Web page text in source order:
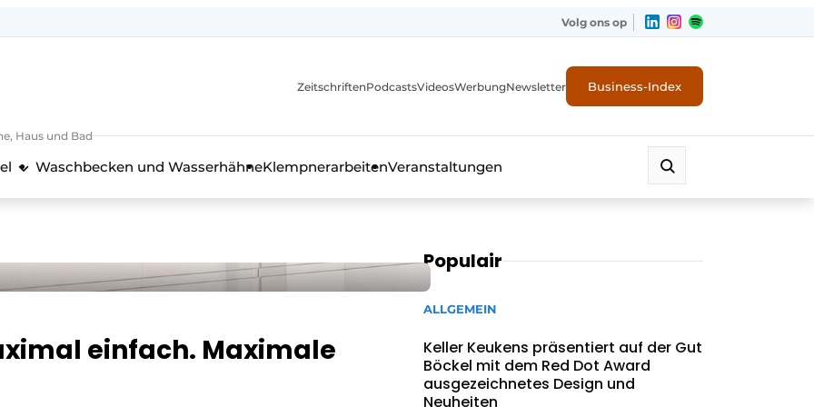
Volg ons op
Haus und Bad
ZeitschriftenPodcastsVideosWerbungNewsletter Business-Index
Waschbecken und WasserhähneKlempnerarbeitenVeranstaltungen
einfach. Maximale
Populair
ALLGEMEIN
Keller Keukens präsentiert auf der Gut
Böckel mit dem Red Dot Award
ausgezeichnetes Design und
Neuheiten